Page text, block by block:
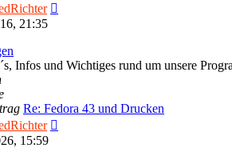
21:35
Infos und Wichtiges rund um unsere
Re: Fedora 43 und Drucken
15:59